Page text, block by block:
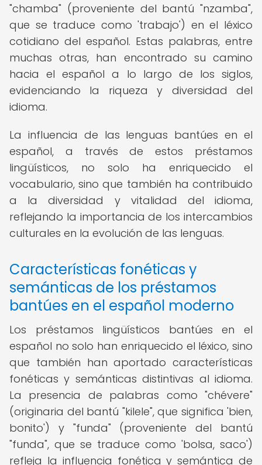
"chamba" (proveniente del bantú "nzamba",
que se traduce como 'trabajo') en el léxico
cotidiano del español. Estas palabras, entre
muchas otras, han encontrado su camino
hacia el español a lo largo de los siglos,
evidenciando la riqueza y diversidad del
idioma.
La influencia de las lenguas bantúes en el
español, a través de estos préstamos
lingüísticos, no solo ha enriquecido el
vocabulario, sino que también ha contribuido
a la diversidad y vitalidad del idioma,
reflejando la importancia de los intercambios
culturales en la evolución de las lenguas.
Características fonéticas y
semánticas de los préstamos
bantúes en el español moderno
Los préstamos lingüísticos bantúes en el
español no solo han enriquecido el léxico, sino
que también han aportado características
fonéticas y semánticas distintivas al idioma.
La presencia de palabras como "chévere"
(originaria del bantú "kilele", que significa 'bien,
bonito') y "funda" (proveniente del bantú
"funda", que se traduce como 'bolsa, saco')
refleja la influencia fonética y semántica de